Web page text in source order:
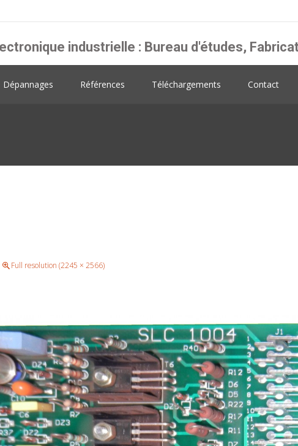
industrielle : Bureau d'études,
Dépannages Références Téléchargements Contact
Full resolution (2245 × 2566)